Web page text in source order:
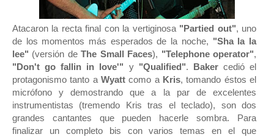
Atacaron la recta final con la vertiginosa "Partied out", uno
de los momentos más esperados de la noche, "Sha la la
lee" (versión deThe Small Faces), "Telephone operator",
"Don't go fallin in love'" y"Qualified". Bakercedió el
protagonismo tanto a Wyattcomo a Kris, tomando éstos el
micrófono y demostrando que a la par de excelentes
instrumentistas (tremendo Kris tras el teclado), son dos
grandes cantantes que pueden hacerle sombra. Para
finalizar un completo bis con varios temas en el que